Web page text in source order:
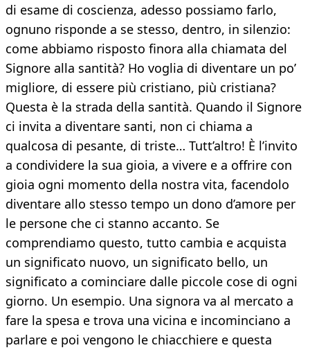
di esame di coscienza, adesso possiamo farlo,
ognuno risponde a se stesso, dentro, in silenzio:
come abbiamo risposto finora alla chiamata del
Signore alla santità? Ho voglia di diventare un po’
migliore, di essere più cristiano, più cristiana?
Questa è la strada della santità. Quando il Signore
ci invita a diventare santi, non ci chiama a
qualcosa di pesante, di triste… Tutt’altro! È l’invito
a condividere la sua gioia, a vivere e a offrire con
gioia ogni momento della nostra vita, facendolo
diventare allo stesso tempo un dono d’amore per
le persone che ci stanno accanto. Se
comprendiamo questo, tutto cambia e acquista
un significato nuovo, un significato bello, un
significato a cominciare dalle piccole cose di ogni
giorno. Un esempio. Una signora va al mercato a
fare la spesa e trova una vicina e incominciano a
parlare e poi vengono le chiacchiere e questa